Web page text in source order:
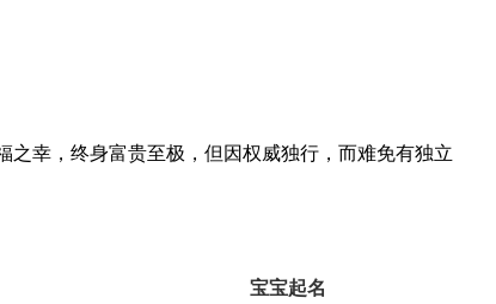
幸，终身富贵至极，但因权威独行，而难免有独立
宝宝起名